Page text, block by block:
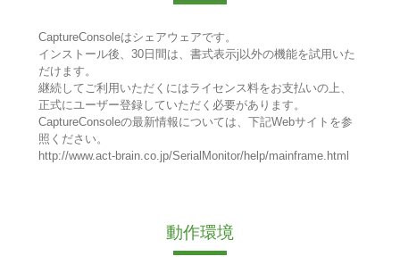
CaptureConsoleはシェアウェアです。
インストール後、30日間は、書式表示j以外の機能を試用いた
だけます。
継続してご利用いただくにはライセンス料をお支払いの上、
正式にユーザー登録していただく必要があります。
CaptureConsoleの最新情報については、下記Webサイトを参
照ください。
http://www.act-brain.co.jp/SerialMonitor/help/mainframe.html
動作環境